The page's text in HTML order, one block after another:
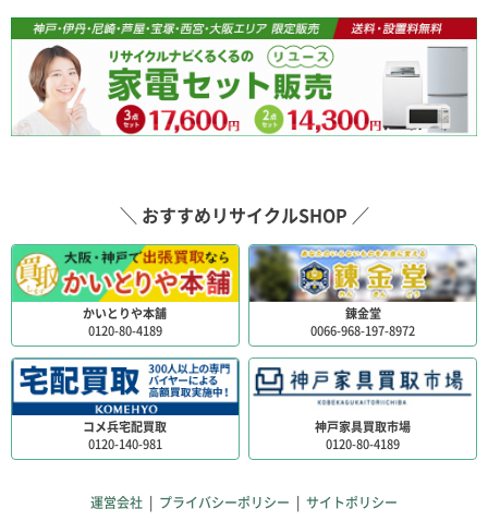
町、みよし市、豊田市、岡崎市、安城市、碧南市,高浜市、
知立市、刈谷市、豊明市、大府市、東海市、知多市、常滑
市、半田市、知多郡、弥富市、津島市、愛西市、海部郡、
あま市、稲沢市、清須市など。
＼ おすすめリサイクルSHOP ／
かいとりや本舗
0120-80-4189
錬金堂
0066-968-197-8972
コメ兵宅配買取
0120-140-981
神戸家具買取市場
0120-80-4189
運営会社 | プライバシーポリシー | サイトポリシー